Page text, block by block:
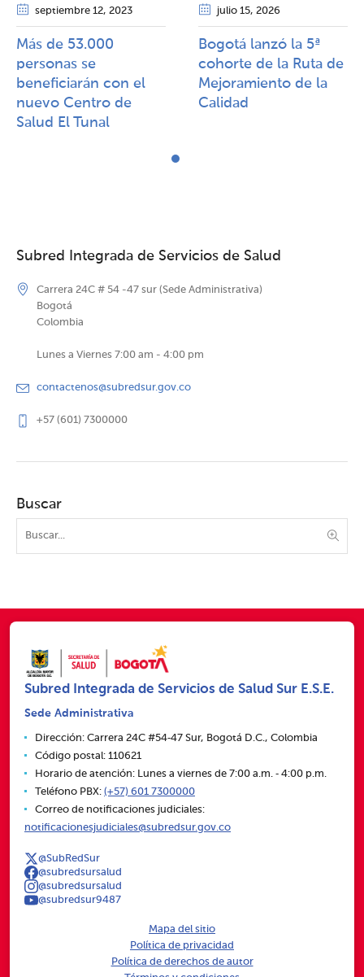
septiembre 12, 2023
Más de 53.000
personas se
beneficiarán con el
nuevo Centro de
Salud El Tunal
julio 15, 2026
Bogotá lanzó la 5ª
cohorte de la Ruta de
Mejoramiento de la
Calidad​​
Subred Integrada de Servicios de Salud
Carrera 24C # 54 -47 sur (Sede Administrativa)
Bogotá
Colombia
Lunes a Viernes 7:00 am - 4:00 pm
contactenos@subredsur.gov.co
+57 (601) 7300000
Buscar
Subred Integrada de Servicios de Salud Sur E.S.E.
Sede Administrativa
Dirección: Carrera 24C #54‑47 Sur, Bogotá D.C., Colombia
Código postal: 110621
Horario de atención: Lunes a viernes de 7:00 a.m. ‑ 4:00 p.m.
Teléfono PBX: (+57) 601 7300000
Correo de notificaciones judiciales:
notificacionesjudiciales@subredsur.gov.co
@SubRedSur
@subredsursalud
@subredsursalud
@subredsur9487
Mapa del sitio
Política de privacidad
Política de derechos de autor